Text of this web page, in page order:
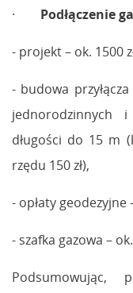
· Podłączenie
- projekt – ok. 1500
- budowa
jednorodzinnych
długości do 15 m
rzędu 150 zł),
- opłaty geodezyjne
- szafka gazowa – ok.
Podsumowując,